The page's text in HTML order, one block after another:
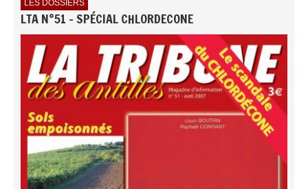
LES DOSSIERS
LTA N°51 - SPÉCIAL CHLORDECONE